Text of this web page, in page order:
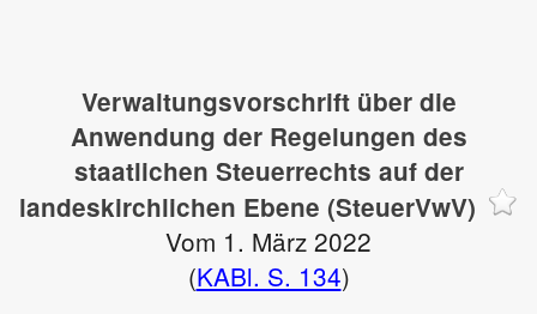
Verwaltungsvorschrift über die
Anwendung der Regelungen des
staatlichen Steuerrechts auf der
landeskirchlichen Ebene (SteuerVwV)
Vom 1. März 2022
(KABl. S. 134)